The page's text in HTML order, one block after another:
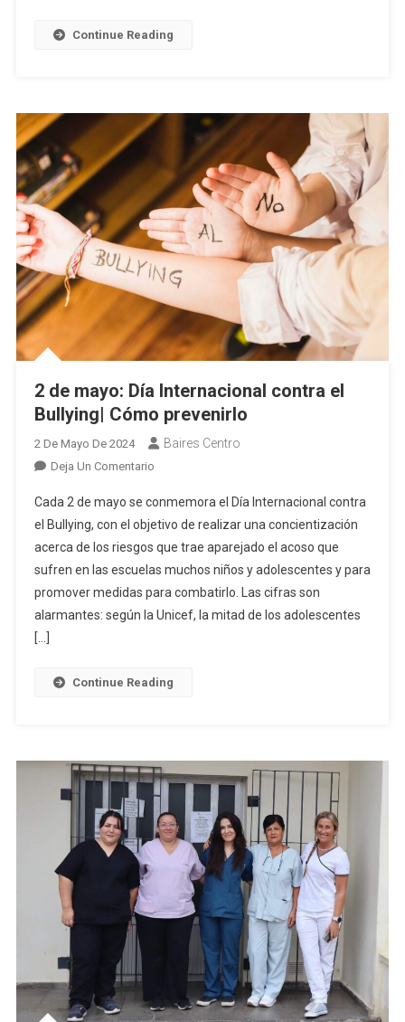
Vacunación
Continue Reading
2 de mayo: Día Internacional contra el
Bullying| Cómo prevenirlo
2 De Mayo De 2024 Baires Centro
Deja Un ComentarioEn
De
Mayo:
Día
Internacional
Contra
El
Cada 2 de mayo se conmemora el Día Internacional contra
el Bullying, con el objetivo de realizar una concientización
acerca de los riesgos que trae aparejado el acoso que
sufren en las escuelas muchos niños y adolescentes y para
promover medidas para combatirlo. Las cifras son
alarmantes: según la Unicef, la mitad de los adolescentes
[…]
Continue Reading